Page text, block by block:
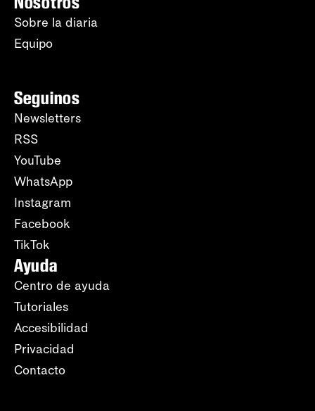
Sobre la diaria
Equipo
Seguinos
Newsletters
RSS
YouTube
WhatsApp
Instagram
Facebook
TikTok
Ayuda
Centro de ayuda
Tutoriales
Accesibilidad
Privacidad
Contacto